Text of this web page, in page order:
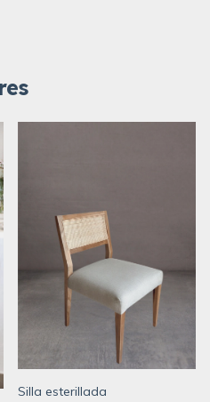
Silla esterillada